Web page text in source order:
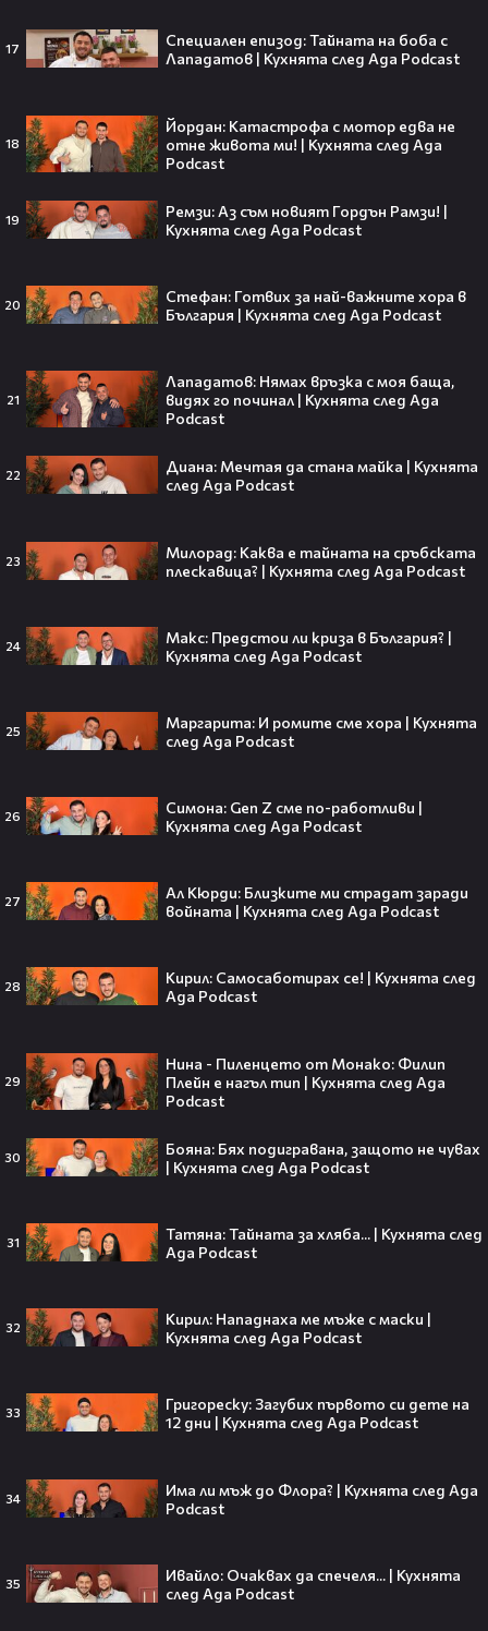
17
Специален епизод: Тайната на боба с
Лападатов | Кухнята след Ада Podcast
18
Йордан: Катастрофа с мотор едва не
отне живота ми! | Кухнята след Ада
Podcast
19
Ремзи: Аз съм новият Гордън Рамзи! |
Кухнята след Ада Podcast
20
Стефан: Готвих за най-важните хора в
България | Кухнята след Ада Podcast
21
Лападатов: Нямах връзка с моя баща,
видях го починал | Кухнята след Ада
Podcast
22
Диана: Мечтая да стана майка | Кухнята
след Ада Podcast
23
Милорад: Каква е тайната на сръбската
плескавица? | Кухнята след Ада Podcast
24
Макс: Предстои ли криза в България? |
Кухнята след Ада Podcast
25
Маргарита: И ромите сме хора | Кухнята
след Ада Podcast
26
Симона: Gen Z сме по-работливи |
Кухнята след Ада Podcast
27
Ал Кюрди: Близките ми страдат заради
войната | Кухнята след Ада Podcast
28
Кирил: Самосаботирах се! | Кухнята след
Ада Podcast
29
Нина - Пиленцето от Монако: Филип
Плейн е нагъл тип | Кухнята след Ада
Podcast
30
Бояна: Бях подигравана, защото не чувах
| Кухнята след Ада Podcast
31
Татяна: Тайната за хляба... | Кухнята след
Ада Podcast
32
Кирил: Нападнаха ме мъже с маски |
Кухнята след Ада Podcast
33
Григореску: Загубих първото си дете на
12 дни | Кухнята след Ада Podcast
34
Има ли мъж до Флора? | Кухнята след Ада
Podcast
35
Ивайло: Очаквах да спечеля... | Кухнята
след Ада Podcast
„Спайдър-мен: Нов ден“ буквално
взриви кината у нас – ето защо
След Брадли Купър, Ирина Шейк
отново е влюбена? Новият мъж
до супермодела разпали лавина от
затвора? Новата дата вече е
факт!💥
свят! Кристиано Роналдо се жени!
💍🍾
Всички я тананикат, но малцина
„Papaoutai“ всъщност не е изпят
от човек!
Елиът Пейдж разкри истинската
Травис Скот получи подарък
мечта от Холанд — всеки
„Ще се омъжиш ли за мен?“: Фен
предложи брак на Зендая, а тя
Кралят на YouTube – младоженец:
MrBeast се ожени!💍🥰